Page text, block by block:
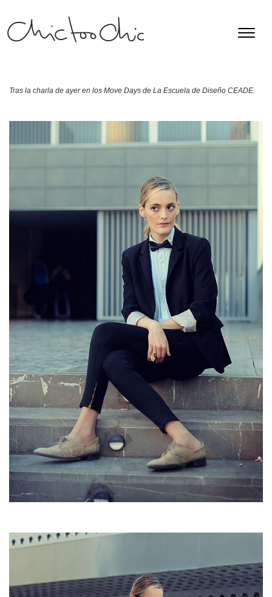
Tras la charla de ayer en los Move Days de La Escuela de Diseño CEADE.